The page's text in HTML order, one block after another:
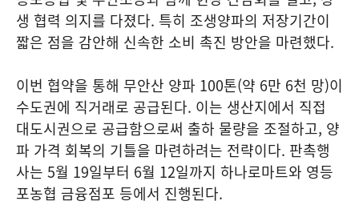
생 협력 의지를 다졌다. 특히 조생양파의 저장기간이
짧은 점을 감안해 신속한 소비 촉진 방안을 마련했다.
이번 협약을 통해 무안산 양파 100톤(약 6만 6천 망)이
수도권에 직거래로 공급된다. 이는 생산지에서 직접
대도시권으로 공급함으로써 출하 물량을 조절하고, 양
파 가격 회복의 기틀을 마련하려는 전략이다. 판촉행
사는 5월 19일부터 6월 12일까지 하나로마트와 영등
포농협 금융점포 등에서 진행된다.